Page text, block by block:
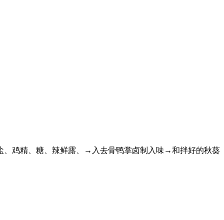
、鸡精、糖、辣鲜露、→入去骨鸭掌卤制入味→和拌好的秋葵